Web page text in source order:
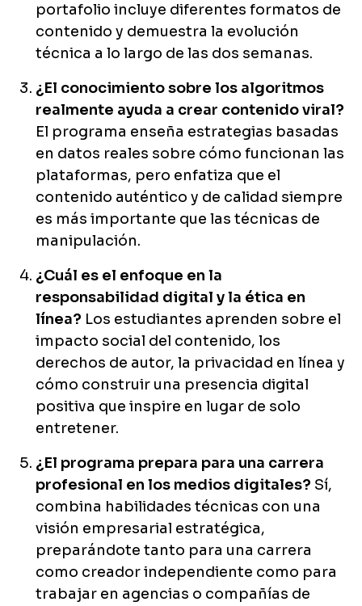
portafolio incluye diferentes formatos de
contenido y demuestra la evolución
técnica a lo largo de las dos semanas.
¿El conocimiento sobre los algoritmos
realmente ayuda a crear contenido viral?
El programa enseña estrategias basadas
en datos reales sobre cómo funcionan las
plataformas, pero enfatiza que el
contenido auténtico y de calidad siempre
es más importante que las técnicas de
manipulación.
¿Cuál es el enfoque en la
responsabilidad digital y la ética en
línea? Los estudiantes aprenden sobre el
impacto social del contenido, los
derechos de autor, la privacidad en línea y
cómo construir una presencia digital
positiva que inspire en lugar de solo
entretener.
¿El programa prepara para una carrera
profesional en los medios digitales? Sí,
combina habilidades técnicas con una
visión empresarial estratégica,
preparándote tanto para una carrera
como creador independiente como para
trabajar en agencias o compañías de